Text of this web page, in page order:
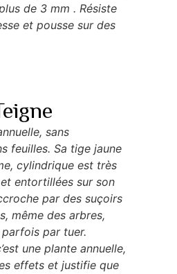
de 3 mm . Résiste
et pousse sur des
sans
feuilles. Sa tige jaune
cylindrique est très
entortillées sur son
par des suçoirs
même des arbres,
parfois par tuer.
une plante annuelle,
effets et justifie que